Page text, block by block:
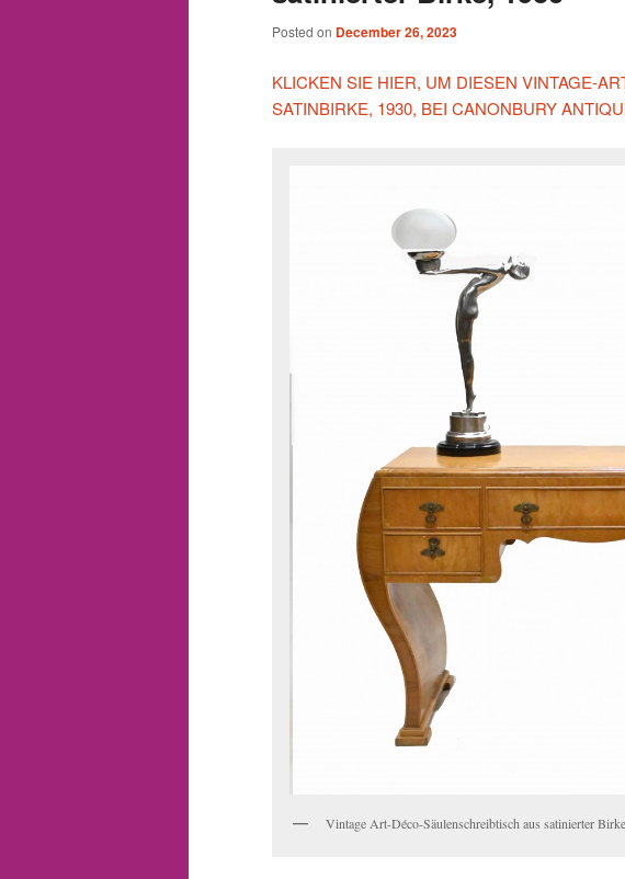
Posted on December 26, 2023
KLICKEN SIE HIER, UM DIESEN VINTAGE-
SATINBIRKE, 1930, BEI CANONBURY
Vintage Art-Déco-Säulenschreibtisch aus satinierter